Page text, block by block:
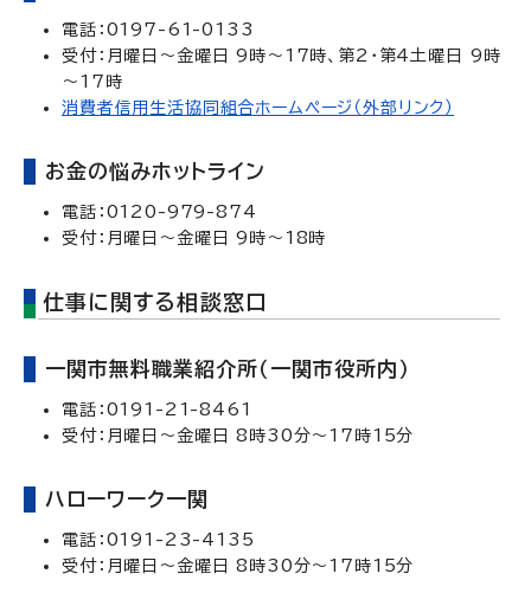
電話：0197-61-0133
受付：月曜日～金曜日 9時～17時、第2・第4土曜日 9時
～17時
消費者信用生活協同組合ホームページ（外部リンク）
お金の悩みホットライン
電話：0120-979-874
受付：月曜日～金曜日 9時～18時
仕事に関する相談窓口
一関市無料職業紹介所（一関市役所内）
電話：0191-21-8461
受付：月曜日～金曜日 8時30分～17時15分
ハローワーク一関
電話：0191-23-4135
受付：月曜日～金曜日 8時30分～17時15分